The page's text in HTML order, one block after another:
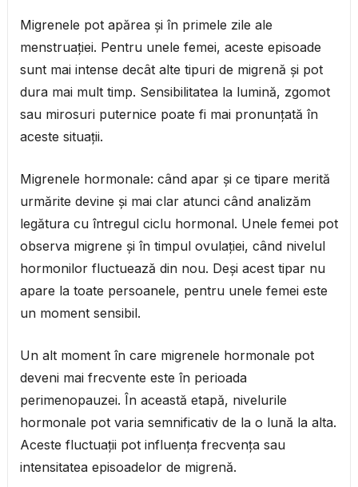
Migrenele pot apărea și în primele zile ale
menstruației. Pentru unele femei, aceste episoade
sunt mai intense decât alte tipuri de migrenă și pot
dura mai mult timp. Sensibilitatea la lumină, zgomot
sau mirosuri puternice poate fi mai pronunțată în
aceste situații.
Migrenele hormonale: când apar și ce tipare merită
urmărite devine și mai clar atunci când analizăm
legătura cu întregul ciclu hormonal. Unele femei pot
observa migrene și în timpul ovulației, când nivelul
hormonilor fluctuează din nou. Deși acest tipar nu
apare la toate persoanele, pentru unele femei este
un moment sensibil.
Un alt moment în care migrenele hormonale pot
deveni mai frecvente este în perioada
perimenopauzei. În această etapă, nivelurile
hormonale pot varia semnificativ de la o lună la alta.
Aceste fluctuații pot influența frecvența sau
intensitatea episoadelor de migrenă.